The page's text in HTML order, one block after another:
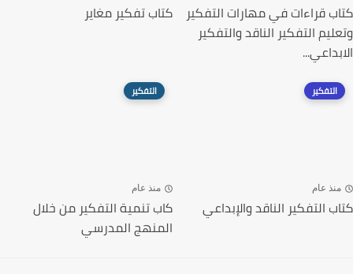
كتاب قراءات في مهارات التفكير
وتعليم التفكير الناقد والتفكير
الابداعي...
كتاب تفكير مغاير
التفكير
منذ عام
كتاب التفكير الناقد والإبداعي
التفكير
منذ عام
كاب تنمية التفكير من خلال
المنهج المدرسي